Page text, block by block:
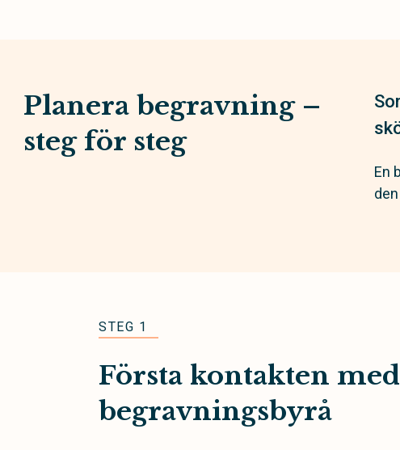
Planera begravning –
steg för steg
En
STEG 1
Första kontakten
begravningsbyrå